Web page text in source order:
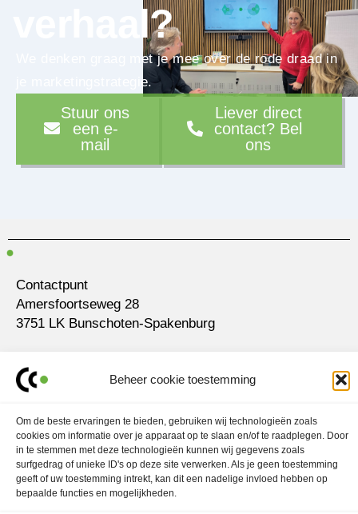
Beheer cookie toestemming
Om de beste ervaringen te bieden, gebruiken wij technologieën zoals
cookies om informatie over je apparaat op te slaan en/of te raadplegen. Door
in te stemmen met deze technologieën kunnen wij gegevens zoals
surfgedrag of unieke ID's op deze site verwerken. Als je geen toestemming
geeft of uw toestemming intrekt, kan dit een nadelige invloed hebben op
bepaalde functies en mogelijkheden.
verhaal?
We denken graag met je mee over de rode draad in
je marketingstrategie.
Stuur ons
een e-
mail
Liever direct
contact? Bel
ons
Contactpunt
Amersfoortseweg 28
3751 LK Bunschoten-Spakenburg
contact@ubo.agency
i
n
k
e
d
i
n
n
s
t
a
g
r
a
m
Marketingstrategie
Contentmarketing
Contentcreatie